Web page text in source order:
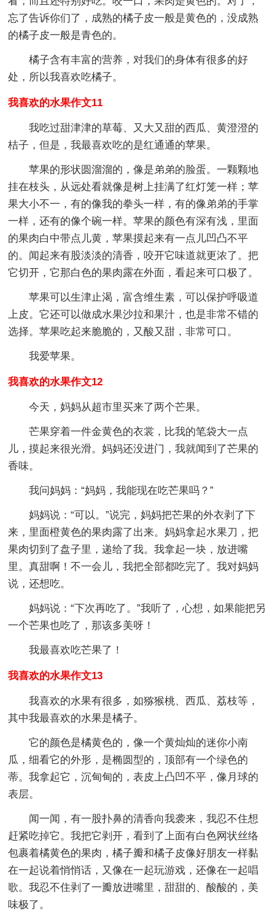
忘了告诉你们了，成熟的橘子皮一般是黄色的，没成熟
的橘子皮一般是青色的。
橘子含有丰富的营养，对我们的身体有很多的好
处，所以我喜欢吃橘子。
我喜欢的水果作文11
我吃过甜津津的草莓、又大又甜的西瓜、黄澄澄的
桔子，但是，我最喜欢吃的是红通通的苹果。
苹果的形状圆溜溜的，像是弟弟的脸蛋。一颗颗地
挂在枝头，从远处看就像是树上挂满了红灯笼一样；苹
果大小不一，有的像我的拳头一样，有的像弟弟的手掌
一样，还有的像个碗一样。苹果的颜色有深有浅，里面
的果肉白中带点儿黄，苹果摸起来有一点儿凹凸不平
的。闻起来有股淡淡的清香，咬开它味道就更浓了。把
它切开，它那白色的果肉露在外面，看起来可口极了。
苹果可以生津止渴，富含维生素，可以保护呼吸道
上皮。它还可以做成水果沙拉和果汁，也是非常不错的
选择。苹果吃起来脆脆的，又酸又甜，非常可口。
我爱苹果。
我喜欢的水果作文12
今天，妈妈从超市里买来了两个芒果。
芒果穿着一件金黄色的衣裳，比我的笔袋大一点
儿，摸起来很光滑。妈妈还没进门，我就闻到了芒果的
香味。
我问妈妈：“妈妈，我能现在吃芒果吗？”
妈妈说：“可以。”说完，妈妈把芒果的外衣剥了下
来，里面橙黄色的果肉露了出来。妈妈拿起水果刀，把
果肉切到了盘子里，递给了我。我拿起一块，放进嘴
里。真甜啊！不一会儿，我把全部都吃完了。我对妈妈
说，还想吃。
妈妈说：“下次再吃了。”我听了，心想，如果能把另
一个芒果也吃了，那该多美呀！
我最喜欢吃芒果了！
我喜欢的水果作文13
我喜欢的水果有很多，如猕猴桃、西瓜、荔枝等，
其中我最喜欢的水果是橘子。
它的颜色是橘黄色的，像一个黄灿灿的迷你小南
瓜，细看它的外形，是椭圆型的，顶部有一个绿色的
蒂。我拿起它，沉甸甸的，表皮上凸凹不平，像月球的
表层。
闻一闻，有一股扑鼻的清香向我袭来，我忍不住想
赶紧吃掉它。我把它剥开，看到了上面有白色网状丝络
包裹着橘黄色的果肉，橘子瓣和橘子皮像好朋友一样黏
在一起说着悄悄话，又像在一起玩游戏，还像在一起唱
歌。我忍不住剥了一瓣放进嘴里，甜甜的、酸酸的，美
味极了。